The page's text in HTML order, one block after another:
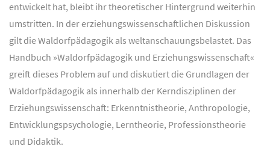
entwickelt hat, bleibt ihr theoretischer Hintergrund weiterhin
umstritten. In der erziehungswissenschaftlichen Diskussion
gilt die Waldorfpädagogik als weltanschauungsbelastet. Das
Handbuch »Waldorfpädagogik und Erziehungswissenschaft«
greift dieses Problem auf und diskutiert die Grundlagen der
Waldorfpädagogik als innerhalb der Kerndisziplinen der
Erziehungswissenschaft: Erkenntnistheorie, Anthropologie,
Entwicklungspsychologie, Lerntheorie, Professionstheorie
und Didaktik.